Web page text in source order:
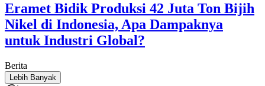
Eramet Bidik Produksi 42 Juta Ton Bijih
Nikel di Indonesia, Apa Dampaknya
untuk Industri Global?
Berita
Lebih Banyak